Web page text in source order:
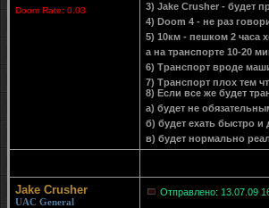
Doom Rate: 0.03
3) Jake Crusher - будет
4) Doom 4 - не раз
5) 10км - пешком 2 часа
а на транспорте 10-20
6) Транспорт вроде
7) Транспорт плох тем
8) Если все же будет
а) будет не
б) будет ехать быстро
в) будет нормально
Jake Crusher
UAC General
Отправлено: 13.07.09